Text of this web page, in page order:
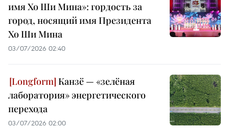
имя Хо Ши Мина»: гордость за
город, носящий имя Президента
Хо Ши Мина
03/07/2026 02:40
Канзё — «зелёная
лаборатория» энергетического
перехода
03/07/2026 02:00